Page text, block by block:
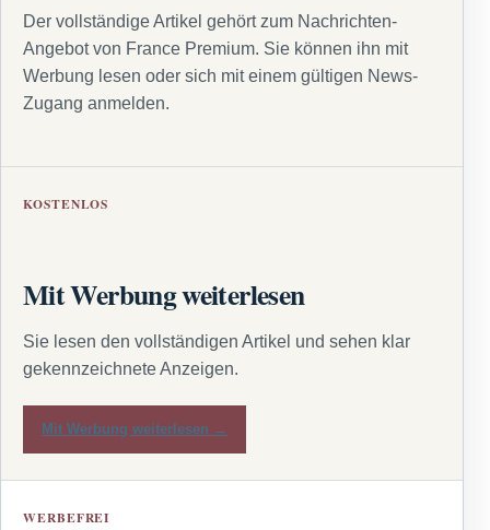
Der vollständige Artikel gehört zum Nachrichten-
Angebot von France Premium. Sie können ihn mit
Werbung lesen oder sich mit einem gültigen News-
Zugang anmelden.
KOSTENLOS
Mit Werbung weiterlesen
Sie lesen den vollständigen Artikel und sehen klar
gekennzeichnete Anzeigen.
Mit Werbung weiterlesen →
WERBEFREI